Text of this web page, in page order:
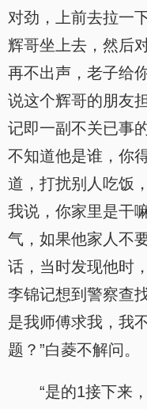
对劲，上前去拉一
辉哥坐上去，然后
再不出声，老子给
说这个辉哥的朋友
记即一副不关已事
不知道他是谁，你
道，打扰别人吃饭
我说，你家里是干
气，如果他家人不
话，当时发现他时
李锦记想到警察查
是我师傅求我，我
题？”白菱不解问。
“是的1接下来